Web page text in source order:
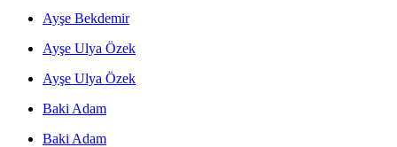
Ayşe Bekdemir
Ayşe Ulya Özek
Ayşe Ulya Özek
Baki Adam
Baki Adam